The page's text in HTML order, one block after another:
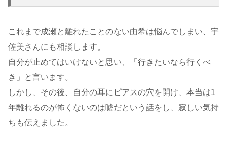
これまで成瀬と離れたことのない由希は悩んでしまい、宇
佐美さんにも相談します。
自分が止めてはいけないと思い、「行きたいなら行くべ
き」と言います。
しかし、その後、自分の耳にピアスの穴を開け、本当は1
年離れるのが怖くないのは嘘だという話をし、寂しい気持
ちも伝えました。